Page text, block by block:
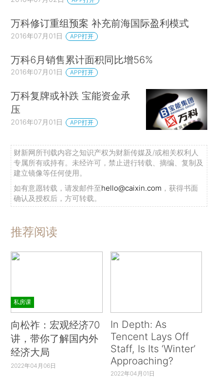
万科修订重组预案 补充前海国际盈利模式
2016年07月01日 APP打开
万科6月销售累计面积同比增56%
2016年07月01日 APP打开
万科复牌或补跌 宝能资金承
压
2016年07月01日 APP打开
财新网所刊载内容之知识产权为财新传媒及/或相关权利人
专属所有或持有。未经许可，禁止进行转载、摘编、复制及
建立镜像等任何使用。
如有意愿转载，请发邮件至hello@caixin.com ，获得书面
确认及授权后，方可转载。
推荐阅读
私房课
向松祚：宏观经济70
讲，带你了解国内外
经济大局
2022年04月06日
In Depth: As
Tencent Lays Off
Staff, Is Its ‘Winter’
Approaching?
2022年04月01日